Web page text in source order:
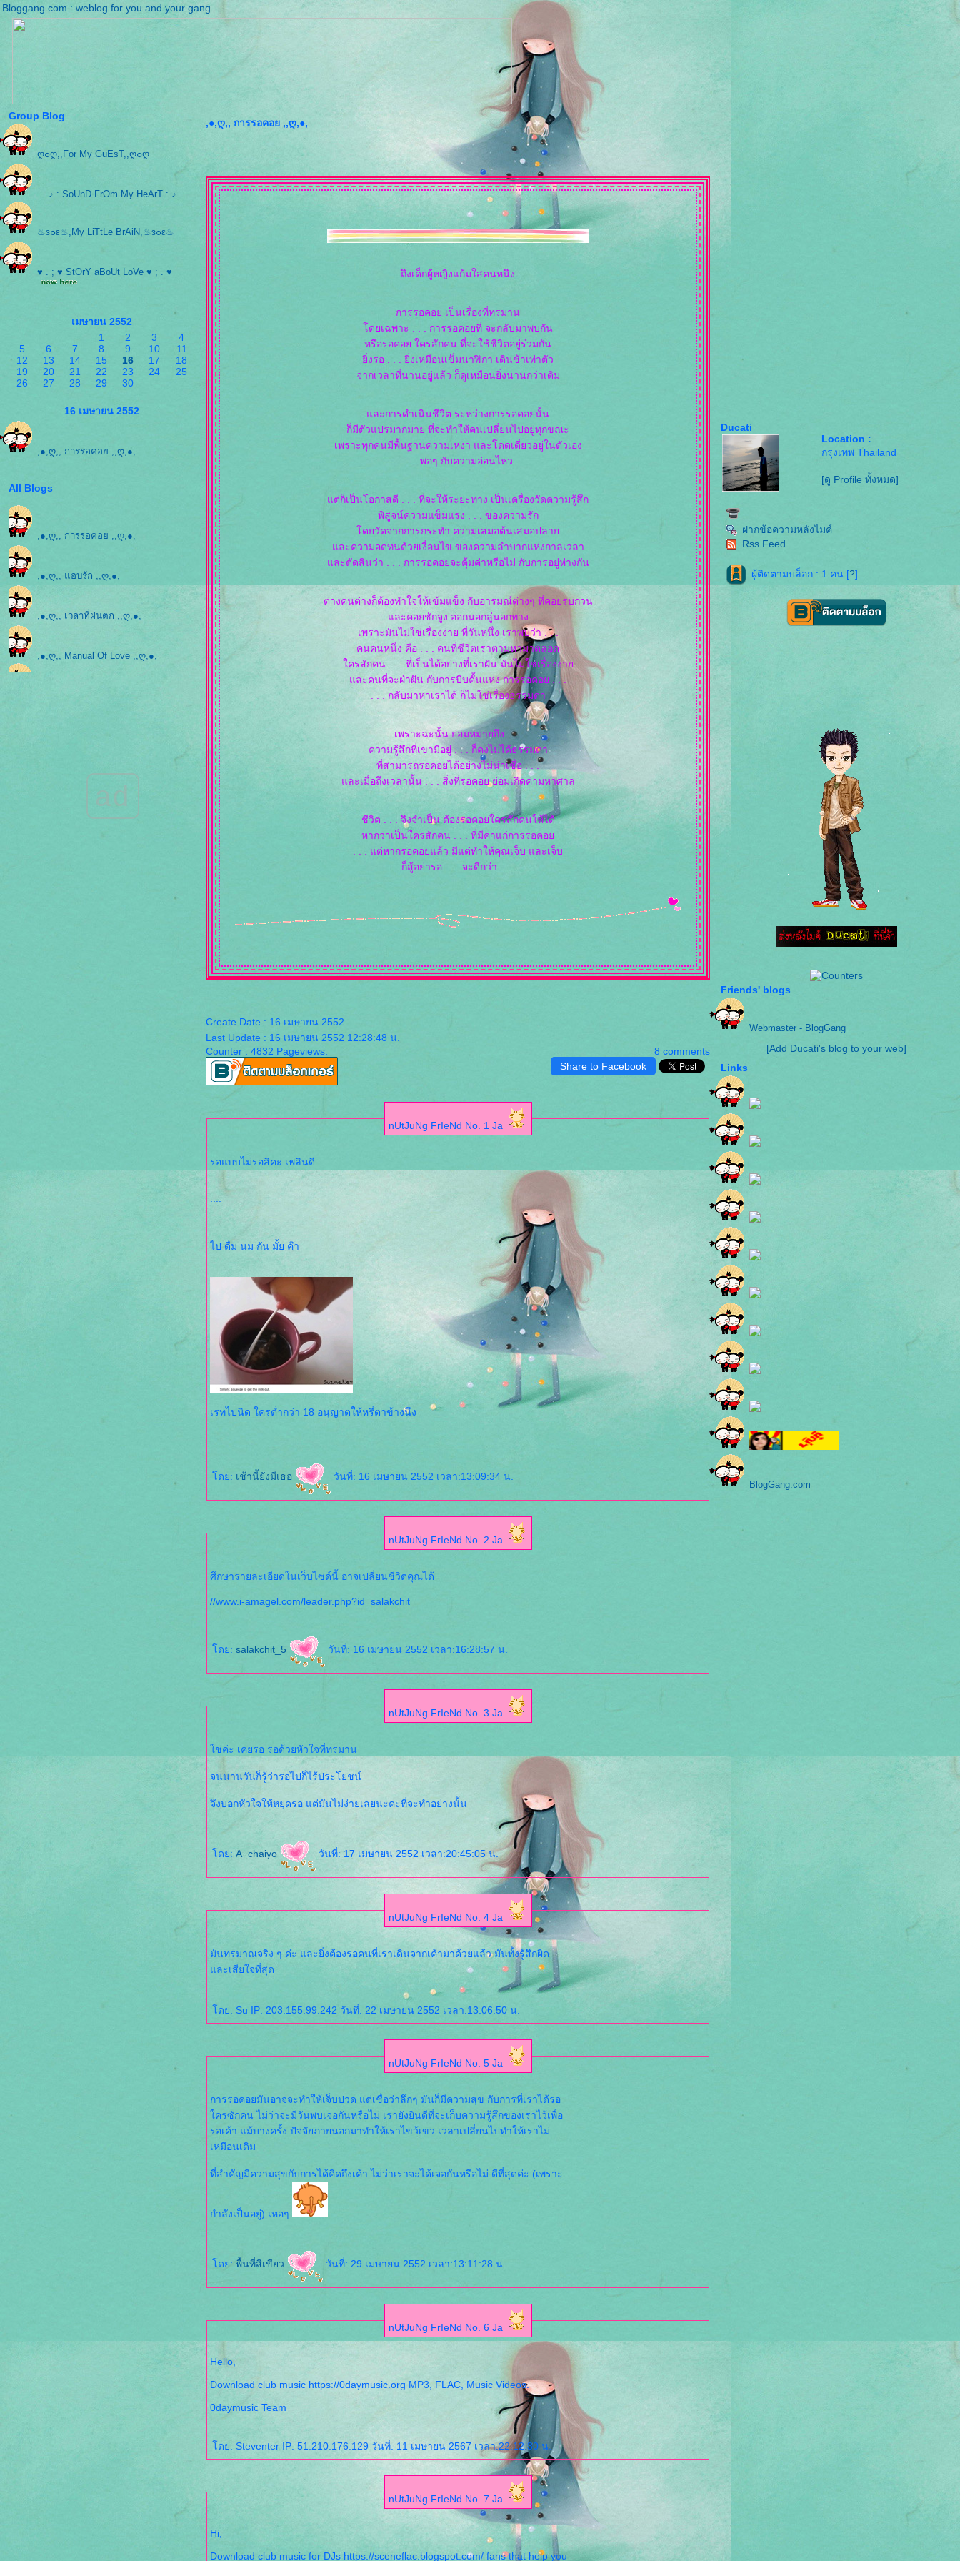
Bloggang.com : weblog for you and your gang
Group Blog
ღ๐ღ,,For My GuEsT,,ღ๐ღ
. . ♪ : SoUnD FrOm My HeArT : ♪ . .
♨з๐ε♨,My LiTtLe BrAiN,♨з๐ε♨
♥ . ; ♥ StOrY aBoUt LoVe ♥ ; . ♥
เมษายน 2552
1
2 3
4
5
6 7 8 9 10
11
12
13 14 15 16 17
18
19
20 21 22 23 24
25
26
27 28 29 30
16 เมษายน 2552
,●,ღ,, การรอคอย ,,ღ,●,
All Blogs
,●,ღ,, การรอคอย ,,ღ,●,
,●,ღ,, แอบรัก ,,ღ,●,
,●,ღ,, เวลาที่ฝนตก ,,ღ,●,
,●,ღ,, Manual Of Love ,,ღ,●,
,●,ღ,, เมื่อไรจะมีครายรู้ ,,ღ,●,
,●,ღ,, ฉันก็เป็นเพียงแค่แมลงปอตัว
ad
,●,ღ,, การรอคอย ,,ღ,●,
ถึงเด็กผู้หญิงแก้มใสคนหนึง
การรอคอย เป็นเรื่องที่ทรมาน
ดยเฉพาะ . . . การรอคอยที่ จะกลับมาพบกัน
หรือรอคอย ใครสักคน ที่จะใช้ชีวิตอยู่ร่วมกัน
ิ่งรอ . . . ยิ่งเหมือนเข็มนาฬิกา เดินช้าเท่าตัว
จากเวลาที่นานอยู่แล้ว ก็ดูเหมือนยิ่งนานกว่าเดิม
ละการดำเนินชีวิต ระหว่างการรอคอยนั้น
ก็มีตัวแปรมากมาย ที่จะทำให้คนเปลี่ยนไปอยู่ทุกขณะ
เพราะทุกคนมีพื้นฐานความเหงา และโดดเดี่ยวอยู่ในตัวเอง
. . . พอๆ กับความอ่อนไหว
ต่ก็เป็นโอกาสดี . . . ที่จะให้ระยะทาง เป็นเครื่องวัดความรู้สึก
พิสูจน์ความแข็มแรง . . . ของความรัก
ดยวัดจากการกระทำ ความเสมอต้นเสมอปลา
ละความอดทนด้วยเงื่อนไข ของความลำบากแห่งกาลเวลา
ละตัดสินว่า . . . การรอคอยจะคุ้มค่าหรือไม่ กับการอยู่ห่างกัน
ต่างคนต่างก็ต้องทำใจให้เข้มแข็ง กับอารมณ์ต่างๆ ที่คอยรบกวน
ละคอยชักจูง ออกนอกลู่นอกทาง
เพราะมันไม่ใช่เรื่องง่าย ที่วันหนึ่ง เราพบว่า . . .
คนคนหนึ่ง คือ . . . คนที่ชีวิตเราตามหามาตลอด
ครสักคน . . . ที่เป็นได้อย่างที่เราฝัน มันไม่ใช่เรื่องง่า
ละคนที่จะฝ่าฝัน กับการบีบคั้นแห่ง การรอคอย . . .
. . . กลับมาหาเราได้ ก็ไม่ใช่เรื่องธรรมดา
เพราะฉะนั้น ย่อมหมายถึง . . .
ความรู้สึกที่เขามีอยู่ . . . ก็คงไม่ได้ธรรมดา
ที่สามารถรอคอยได้อย่างไม่น่าเชื่อ . . .
ละเมื่อถึงเวลานั้น . . . สิ่งที่รอคอย ย่อมเกิดค่ามหาศาล
ชีวิต . . . จึงจำเป็น ต้องรอคอยใครสักคนให้ได้
หากว่าเป็นใครสักคน . . . ที่มีค่าแก่การรอคอ
. . . แต่หากรอคอยแล้ว มีแต่ทำให้คุณเจ็บ และเจ็บ
ก็สู้อย่ารอ . . . จะดีกว่า . . .
Create Date : 16 เมษายน 2552
Last Update : 16 เมษายน 2552 12:28:48 น.
8 comments
Counter : 4832 Pageviews.
Share to Facebook
nUtJuNg FrIeNd No. 1 Ja
รอแบบไม่รอสิคะ เพลินดี
ไป ดื่ม นม กัน มั้ย ค๊า
เรทไปนิด ใครต่ำกว่า 18 อนุญาตให้หรี่ตาข้างนึง
ดย: เช้านี้ยังมีเธอ วันที่: 16 เมษายน 2552 เวลา:13:09:34 น.
nUtJuNg FrIeNd No. 2 Ja
ศึกษารายละเอียดในเว็บไซด์นี้ อาจเปลี่ยนชีวิตคุณได้
//www.i-amagel.com/leader.php?id=salakchit
ดย: salakchit_5 วันที่: 16 เมษายน 2552 เวลา:16:28:57 น.
nUtJuNg FrIeNd No. 3 Ja
ช่ค่ะ เคยรอ รอด้วยหัวใจที่ทรมาน
จนนานวันก็รู้ว่ารอไปก็ไร้ประโยชน์
จึงบอกหัวใจให้หยุดรอ แต่มันไม่ง่ายเลยนะคะที่จะทำอย่างนั้น
ดย: A_chaiyo วันที่: 17 เมษายน 2552 เวลา:20:45:05 น.
nUtJuNg FrIeNd No. 4 Ja
มันทรมาณจริง ๆ ค่ะ และยิ่งต้องรอคนที่เราเดินจากเค้ามาด้วยแล้ว มันทั้งรู้สึกผิด
ละเสียใจที่สุด
ดย: Su IP: 203.155.99.242 วันที่: 22 เมษายน 2552 เวลา:13:06:50 น.
nUtJuNg FrIeNd No. 5 Ja
การรอคอยมันอาจจะทำให้เจ็บปวด แต่เชื่อว่าลึกๆ มันก็มีความสุข กับการที่เราได้รอ
ครซักคน ไม่ว่าจะมีวันพบเจอกันหรือไม่ เรายังยินดีที่จะเก็บความรู้สึกของเราไว้เพื่อ
รอเค้า แม้บางครั้ง ปัจจัยภายนอกมาทำให้เราไขว้เขว เวลาเปลี่ยนไปทำให้เราไม่
เหมือนเดิม
ที่สำคัญมีความสุขกับการได้คิดถึงเค้า ไม่ว่าเราจะได้เจอกันหรือไม่ ดีที่สุดค่ะ (เพราะ
กำลังเป็นอยู่) เหอๆ
ดย:พื้นที่สีเขียว วันที่: 29 เมษายน 2552 เวลา:13:11:28 น.
nUtJuNg FrIeNd No. 6 Ja
Hello,
Download club music https://0daymusic.org MP3, FLAC, Music Videos.
0daymusic Team
ดย: Steventer IP: 51.210.176.129 วันที่: 11 เมษายน 2567 เวลา:22:12:30 น.
nUtJuNg FrIeNd No. 7 Ja
Hi,
Download club music for DJs https://sceneflac.blogspot.com/ fans that help you
Ducati
Location :
กรุงเทพ Thailand
[ดู Profile ทั้งหมด]
ฝากข้อความหลังไมค์
Rss Feed
ผู้ติดตามบล็อก : 1 คน [?]
Friends' blogs
Webmaster - BlogGang
[Add Ducati's blog to your web]
Links
BlogGang.com